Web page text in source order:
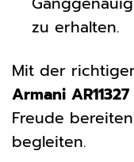
zu erhalten.
Mit der
Armani AR11327
Freude
begleiten.